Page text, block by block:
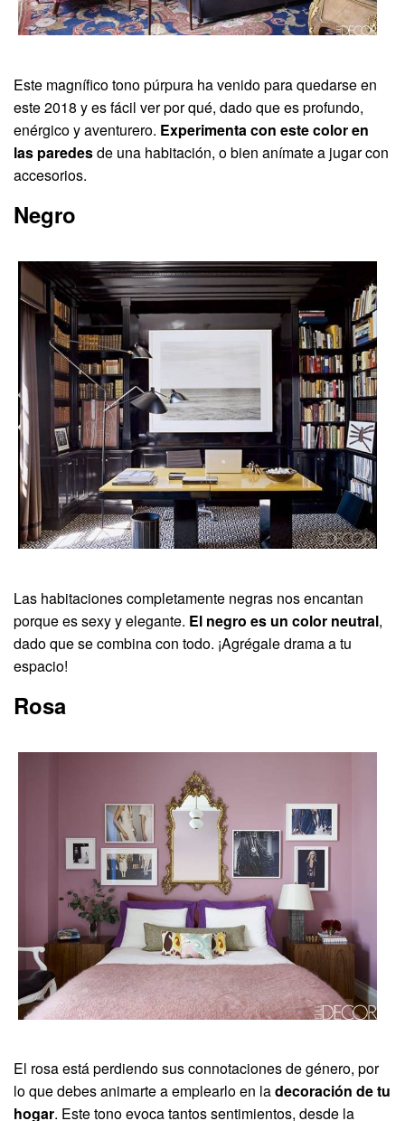
Este magnífico tono púrpura ha venido para quedarse en
este 2018 y es fácil ver por qué, dado que es profundo,
enérgico y aventurero. Experimenta con este color en
las paredesde una habitación, o bien anímate a jugar con
accesorios.
Negro
Las habitaciones completamente negras nos encantan
porque es sexy y elegante. El negro es un color neutral,
dado que se combina con todo. ¡Agrégale drama a tu
espacio!
Rosa
El rosa está perdiendo sus connotaciones de género, por
lo que debes animarte a emplearlo en ladecoración de tu
hogar. Este tono evoca tantos sentimientos, desde la